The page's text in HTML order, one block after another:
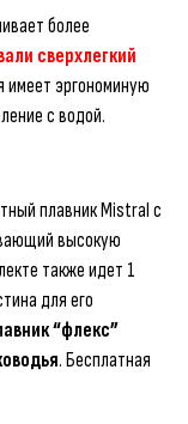
более
сверхлегкий
имеет эргономиную
с водой.
плавник Mistral с
высокую
также идет 1
для его
“флекс”
. Бесплатная